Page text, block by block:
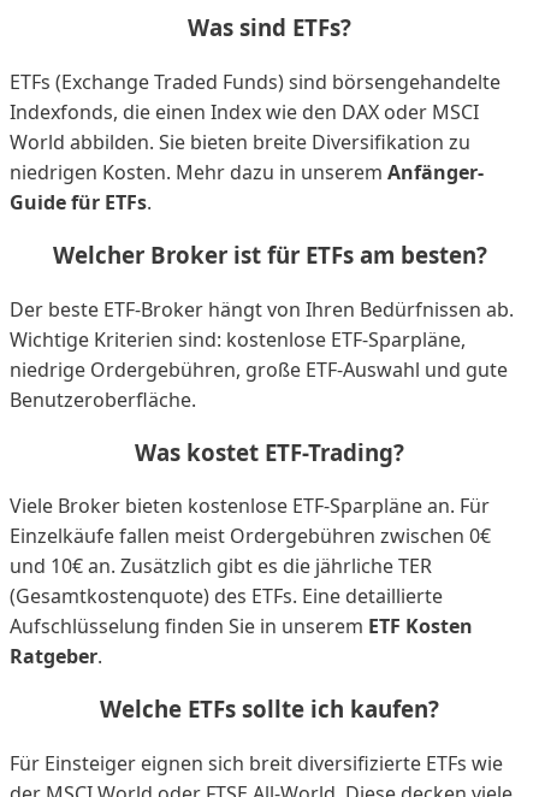
Was sind ETFs?
ETFs (Exchange Traded Funds) sind börsengehandelte
Indexfonds, die einen Index wie den DAX oder MSCI
World abbilden. Sie bieten breite Diversifikation zu
niedrigen Kosten. Mehr dazu in unserem Anfänger-
Guide für ETFs.
Welcher Broker ist für ETFs am besten?
Der beste ETF-Broker hängt von Ihren Bedürfnissen ab.
Wichtige Kriterien sind: kostenlose ETF-Sparpläne,
niedrige Ordergebühren, große ETF-Auswahl und gute
Benutzeroberfläche.
Was kostet ETF-Trading?
Viele Broker bieten kostenlose ETF-Sparpläne an. Für
Einzelkäufe fallen meist Ordergebühren zwischen 0€
und 10€ an. Zusätzlich gibt es die jährliche TER
(Gesamtkostenquote) des ETFs. Eine detaillierte
Aufschlüsselung finden Sie in unserem ETF Kosten
Ratgeber.
Welche ETFs sollte ich kaufen?
Für Einsteiger eignen sich breit diversifizierte ETFs wie